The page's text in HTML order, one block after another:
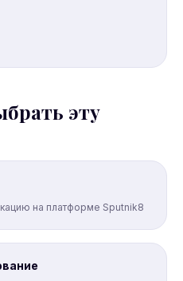
эту
на платформе Sputnik8